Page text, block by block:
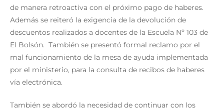
de manera retroactiva con el próximo pago de haberes.
Además se reiteró la exigencia de la devolución de
descuentos realizados a docentes de la Escuela Nº 103 de
El Bolsón. También se presentó formal reclamo por el
mal funcionamiento de la mesa de ayuda implementada
por el ministerio, para la consulta de recibos de haberes
vía electrónica.
También se abordó la necesidad de continuar con los